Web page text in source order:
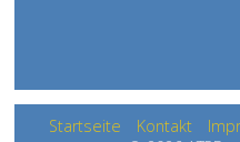
Startseite Kontakt